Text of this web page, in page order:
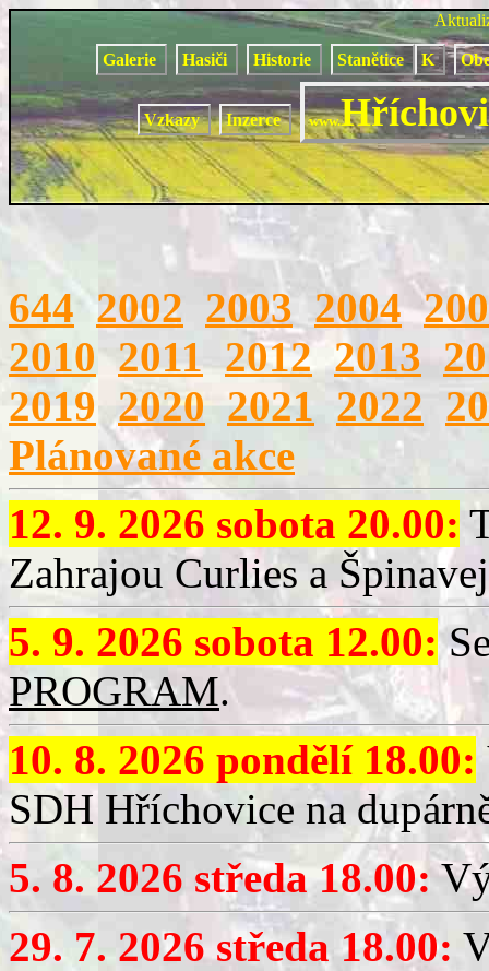
Galerie Hasiči Historie Stanětice K
Vzkazy Inzerce www.
644 2002 2003 2004
2010 2011 2012 2013
2019 2020 2021 2022
Plánované akce
12. 9. 2026 sobota 20.00:
Zahrajou Curlies a
5. 9. 2026 sobota 12.00:
PROGRAM.
10. 8. 2026 pondělí 18.00:
SDH Hříchovice na
5. 8. 2026 středa 18.00:
29. 7. 2026 středa 18.00: